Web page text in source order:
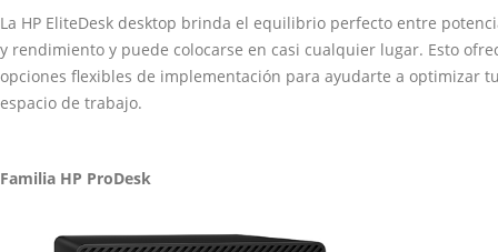
La HP EliteDesk desktop brinda el equilibrio perfecto entre
y rendimiento y puede colocarse en casi cualquier lugar. Esto
opciones flexibles de implementación para ayudarte a optimizar
espacio de trabajo.
Familia HP ProDesk